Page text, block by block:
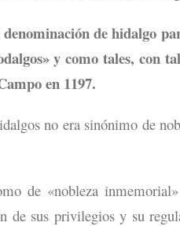
de hidalgo
y como tales, con
en 1197.
no era sinónimo de
de «nobleza
de sus privilegios y su